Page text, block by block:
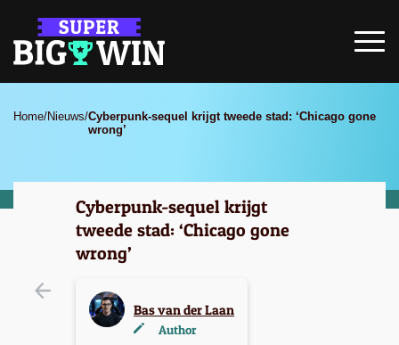
Home/Nieuws/Cyberpunk-sequel krijgt tweede stad: ‘Chicago gone
wrong’
Cyberpunk-sequel krijgt
tweede stad: ‘Chicago gone
wrong’
Bas van der Laan
Author